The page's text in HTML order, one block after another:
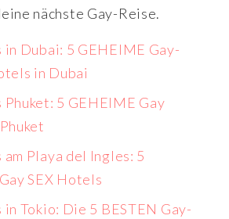
nächste Gay-Reise.
Dubai: 5 GEHEIME Gay-
in Dubai
5 GEHEIME Gay
Playa del Ingles: 5
SEX Hotels
Tokio: Die 5 BESTEN Gay-